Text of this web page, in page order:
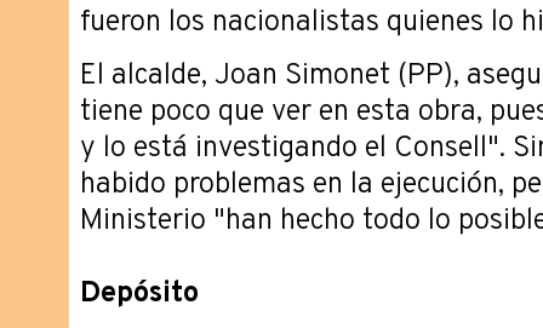
fueron los nacionalistas quienes lo
El alcalde, Joan Simonet (PP),
tiene poco que ver en esta obra,
y lo está investigando el Consell".
habido problemas en la ejecución,
Ministerio "han hecho todo lo
Depósito